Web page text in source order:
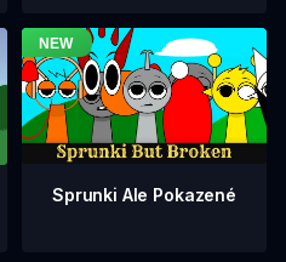
Sprunki Ale Pokazené